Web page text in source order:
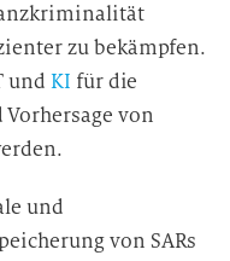
zu bekämpfen.
und KI für die
von
und
von SARs